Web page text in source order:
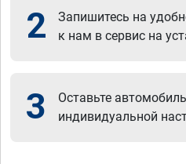
2
Запишитесь на
к нам в сервис на
3
Оставьте
индивидуальной